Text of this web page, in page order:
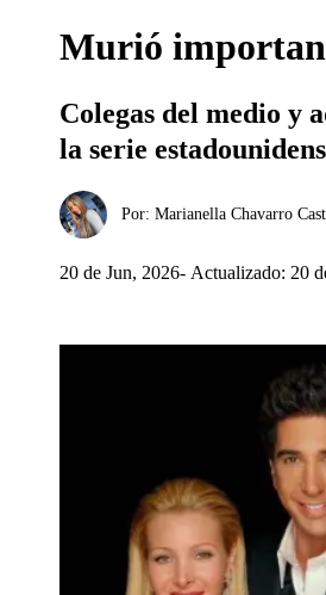
Murió
Colegas del medio y
la serie
Por: Marianella Chavarro
20 de Jun, 2026 Actualizado: 20